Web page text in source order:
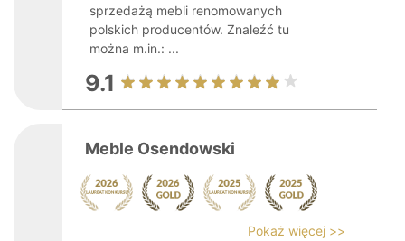
sprzedażą mebli renomowanych
polskich producentów. Znaleźć tu
można m.in.: ...
9.1
Meble Osendowski
Pokaż więcej >>